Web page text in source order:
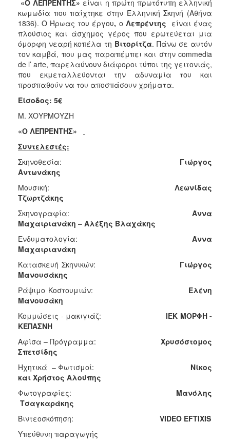
«Ο ΛΕΠΡΕΝΤΗΣ» είναι η πρώτη πρωτότυπη ελληνική
κωμωδία που παίχτηκε στην Ελληνική Σκηνή (Αθήνα
1836). Ο Ήρωας του έργου, ο Λεπρέντης είναι ένας
πλούσιος και άσχημος γέρος που ερωτεύεται μια
όμορφη νεαρή κοπέλα τη Βιτορίτζα. Πάνω σε αυτόν
τον καμβά, που μας παραπέμπει και στην commedia
de l’ arte, παρελαύνουν διάφοροι τύποι της γειτονιάς,
που εκμεταλλεύονται την αδυναμία του και
προσπαθούν να του αποσπάσουν χρήματα.
Είσοδος: 5€
Μ. ΧΟΥΡΜΟΥΖΗ
«Ο ΛΕΠΡΕΝΤΗΣ»
Συντελεστές:
Σκηνοθεσία: Γιώργος
Αντωνάκης
Μουσική: Λεωνίδας
Τζωρτζάκης
Σκηνογραφία: Άννα
Μαχαιριανάκη – Αλέξης Βλαχάκης
Ενδυματολογία: Άννα
Μαχαιριανάκη
Κατασκευή Σκηνικών: Γιώργος
Μανουσάκης
Ράψιμο Κοστουμιών: Ελένη
Μανουσάκη
Κομμώσεις - μακιγιάζ: ΙΕΚ ΜΟΡΦΗ -
ΚΕΠΑΣΝΗ
Αφίσα – Πρόγραμμα: Χρυσόστομος
Σπετσίδης
Ηχητικά – Φωτισμοί: Νίκος
και Χρήστος Αλούπης
Φωτογραφίες: Μανόλης
Τσαγκαράκης
Βιντεοσκόπηση: VIDEO EFTIXIS
Υπεύθυνη παραγωγής